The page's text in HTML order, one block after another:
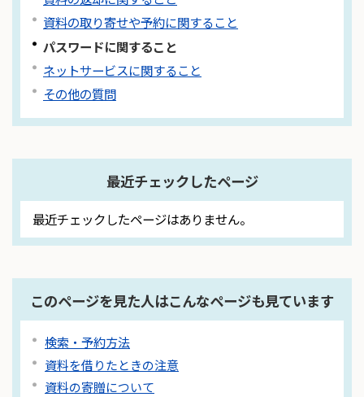
資料の取り寄せや予約に関すること
パスワードに関すること
ネットサービスに関すること
その他の質問
最近チェックしたページ
最近チェックしたページはありません。
このページを見た人はこんなページも見ています
検索・予約方法
資料を借りたときの注意
資料の寄贈について